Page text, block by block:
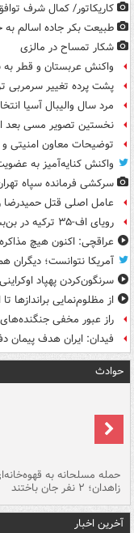
کاریکاتور/ کمال شرف
طبیعت بکر جاده اسالم به
شکار تمساح در مالزی
واکنش عربستان و قطر به
پشت پرده تغییر سرمربی
مرد سال والیبال آسیا
نخستین تصویر مسی بعد
توضیحات معاون امنیتی و
واکنش کنایه‌آمیز به
سرکشی فرمانده سپاه
عامل اصلی قتل حمیدرضا
رویای اف-۳۵ ترکیه در بن‌بست
عراقچی: اکنون هیچ
آمریکا نتوانست؛ دیگران
سرنگون‌کردن پهپاد
از مظلوم‌نمایی براندازها
راز عبور مخفی
فیدان: ایران هدف پیمان
حوادث
حمله مسلحانه به
زاهدان؛ ۲ نفر جان باختند
آخرین اخبار